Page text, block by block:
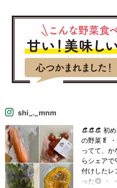
shi_._mnm
👒👒👒 初
の野菜🥬
ってて、
らシェア
付けしたレ
った😋 ・